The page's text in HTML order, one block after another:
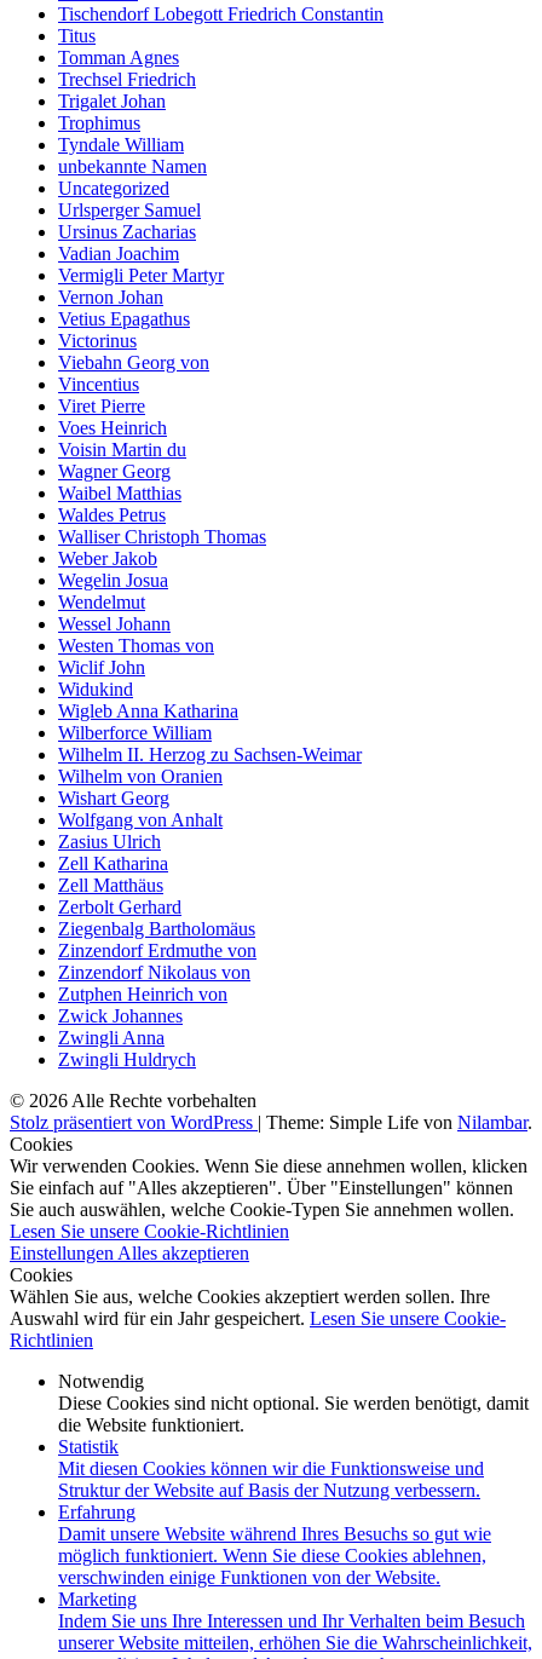
Tischendorf Lobegott Friedrich Constantin
Titus
Tomman Agnes
Trechsel Friedrich
Trigalet Johan
Trophimus
Tyndale William
unbekannte Namen
Uncategorized
Urlsperger Samuel
Ursinus Zacharias
Vadian Joachim
Vermigli Peter Martyr
Vernon Johan
Vetius Epagathus
Victorinus
Viebahn Georg von
Vincentius
Viret Pierre
Voes Heinrich
Voisin Martin du
Wagner Georg
Waibel Matthias
Waldes Petrus
Walliser Christoph Thomas
Weber Jakob
Wegelin Josua
Wendelmut
Wessel Johann
Westen Thomas von
Wiclif John
Widukind
Wigleb Anna Katharina
Wilberforce William
Wilhelm II. Herzog zu Sachsen-Weimar
Wilhelm von Oranien
Wishart Georg
Wolfgang von Anhalt
Zasius Ulrich
Zell Katharina
Zell Matthäus
Zerbolt Gerhard
Ziegenbalg Bartholomäus
Zinzendorf Erdmuthe von
Zinzendorf Nikolaus von
Zutphen Heinrich von
Zwick Johannes
Zwingli Anna
Zwingli Huldrych
© 2026 Alle Rechte vorbehalten
Stolz präsentiert von WordPress | Theme: Simple Life von Nilambar.
Cookies
Wir verwenden Cookies. Wenn Sie diese annehmen wollen, klicken
Sie einfach auf "Alles akzeptieren". Über "Einstellungen" können
Sie auch auswählen, welche Cookie-Typen Sie annehmen wollen.
Lesen Sie unsere Cookie-Richtlinien
Einstellungen Alles akzeptieren
Cookies
Wählen Sie aus, welche Cookies akzeptiert werden sollen. Ihre
Auswahl wird für ein Jahr gespeichert. Lesen Sie unsere Cookie-
Richtlinien
Notwendig
Diese Cookies sind nicht optional. Sie werden benötigt, damit
die Website funktioniert.
Statistik
Mit diesen Cookies können wir die Funktionsweise und
Struktur der Website auf Basis der Nutzung verbessern.
Erfahrung
Damit unsere Website während Ihres Besuchs so gut wie
möglich funktioniert. Wenn Sie diese Cookies ablehnen,
verschwinden einige Funktionen von der Website.
Marketing
Indem Sie uns Ihre Interessen und Ihr Verhalten beim Besuch
unserer Website mitteilen, erhöhen Sie die Wahrscheinlichkeit,